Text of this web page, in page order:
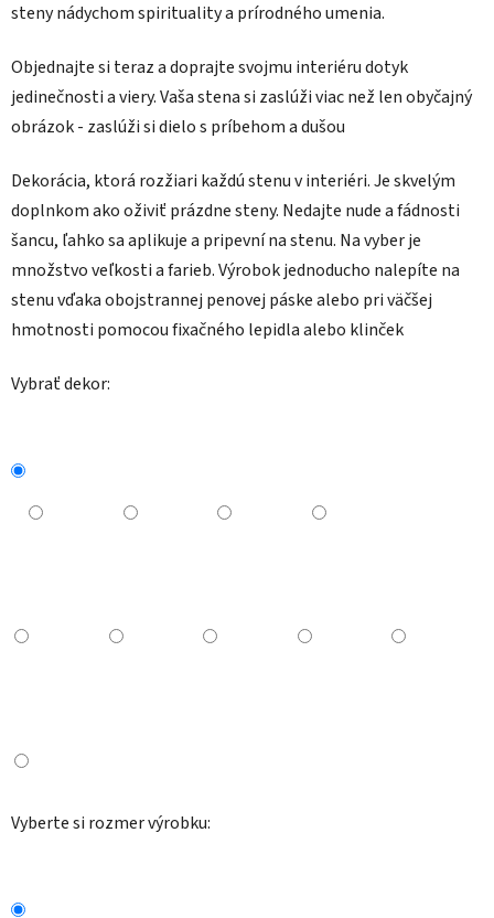
steny nádychom spirituality a prírodného umenia.
Objednajte si teraz a doprajte svojmu interiéru dotyk
jedinečnosti a viery. Vaša stena si zaslúži viac než len obyčajný
obrázok - zaslúži si dielo s príbehom a dušou
Dekorácia, ktorá rozžiari každú stenu v interiéri. Je skvelým
doplnkom ako oživiť prázdne steny. Nedajte nude a fádnosti
šancu, ľahko sa aplikuje a pripevní na stenu. Na vyber je
množstvo veľkosti a farieb. Výrobok jednoducho nalepíte na
stenu vďaka obojstrannej penovej páske alebo pri väčšej
hmotnosti pomocou fixačného lepidla alebo klinček
Vybrať dekor:
Vyberte si rozmer výrobku: